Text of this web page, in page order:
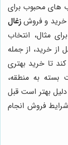
های محبوب برای
خرید و فروش زغال
مثال، انتخاب
خرید، از جمله
تا خرید بهتری
به منطقه،
بهتر است قبل
فروش انجام